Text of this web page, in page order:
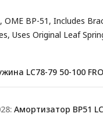
OME BP-51, Includes
Uses Original Leaf
LC78-79 50-100
Амортизатор BP51